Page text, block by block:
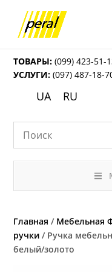
ТОВАРЫ: (099) 423-51-
УСЛУГИ: (097) 487-18-
UA RU
Главная / Мебельная
ручки / Ручка
белый/золото